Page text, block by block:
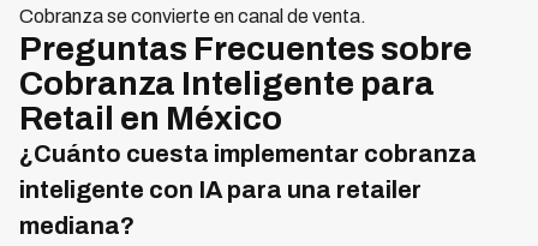
Cobranza se convierte en canal de venta.
Preguntas Frecuentes sobre
Cobranza Inteligente para
Retail en México
¿Cuánto cuesta implementar cobranza
inteligente con IA para una retailer
mediana?